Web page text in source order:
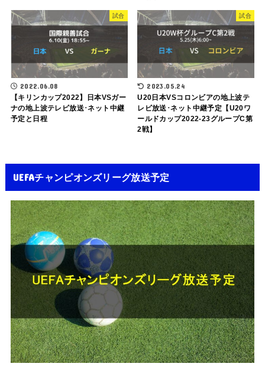
試合
2022.06.08
【キリンカップ2022】日本VSガー
ナの地上波テレビ放送･ネット中継
予定と日程
試合
2023.05.24
U20日本VSコロンビアの地上波テ
レビ放送･ネット中継予定【U20ワ
ールドカップ2022-23グループC第
2戦】
UEFAチャンピオンズリーグ放送予定